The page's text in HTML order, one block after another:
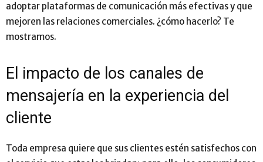
adoptar plataformas de comunicación más efectivas y que
mejoren las relaciones comerciales. ¿cómo hacerlo? Te
mostramos.
El impacto de los canales de
mensajería en la experiencia del
cliente
Toda empresa quiere que sus clientes estén satisfechos con